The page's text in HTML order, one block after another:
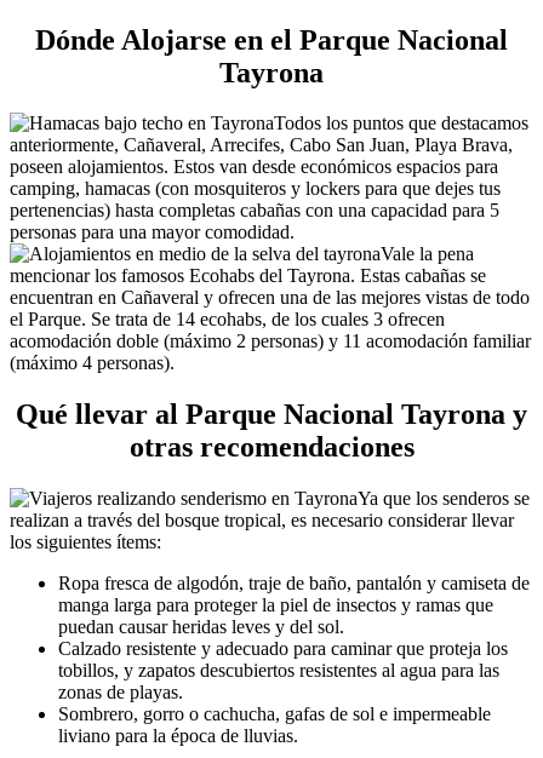
Dónde Alojarse en el Parque Nacional
Tayrona
Todos los puntos que destacamos
anteriormente, Cañaveral, Arrecifes, Cabo San Juan, Playa Brava,
poseen alojamientos. Estos van desde económicos espacios para
camping, hamacas (con mosquiteros y lockers para que dejes tus
pertenencias) hasta completas cabañas con una capacidad para 5
personas para una mayor comodidad.
Vale la pena
mencionar los famosos Ecohabs del Tayrona. Estas cabañas se
encuentran en Cañaveral y ofrecen una de las mejores vistas de todo
el Parque. Se trata de 14 ecohabs, de los cuales 3 ofrecen
acomodación doble (máximo 2 personas) y 11 acomodación familiar
(máximo 4 personas).
Qué llevar al Parque Nacional Tayrona y
otras recomendaciones
Ya que los senderos se
realizan a través del bosque tropical, es necesario considerar llevar
los siguientes ítems:
Ropa fresca de algodón, traje de baño, pantalón y camiseta de
manga larga para proteger la piel de insectos y ramas que
puedan causar heridas leves y del sol.
Calzado resistente y adecuado para caminar que proteja los
tobillos, y zapatos descubiertos resistentes al agua para las
zonas de playas.
Sombrero, gorro o cachucha, gafas de sol e impermeable
liviano para la época de lluvias.